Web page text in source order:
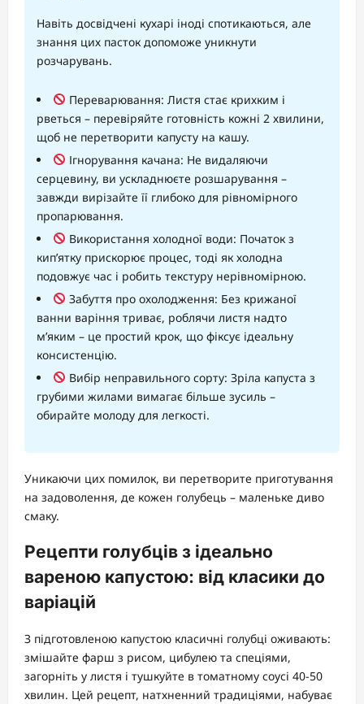
Навіть досвідчені кухарі іноді спотикаються, але
знання цих пасток допоможе уникнути
розчарувань.
Переварювання: Листя стає крихким і
рветься – перевіряйте готовність кожні 2 хвилини,
щоб не перетворити капусту на кашу.
Ігнорування качана: Не видаляючи
серцевину, ви ускладнюєте розшарування –
завжди вирізайте її глибоко для рівномірного
пропарювання.
Використання холодної води: Початок з
кип’ятку прискорює процес, тоді як холодна
подовжує час і робить текстуру нерівномірною.
Забуття про охолодження: Без крижаної
ванни варіння триває, роблячи листя надто
м’яким – це простий крок, що фіксує ідеальну
консистенцію.
Вибір неправильного сорту: Зріла капуста з
грубими жилами вимагає більше зусиль –
обирайте молоду для легкості.
Уникаючи цих помилок, ви перетворите приготування
на задоволення, де кожен голубець – маленьке диво
смаку.
Рецепти голубців з ідеально
вареною капустою: від класики до
варіацій
З підготовленою капустою класичні голубці оживають:
змішайте фарш з рисом, цибулею та спеціями,
загорніть у листя і тушкуйте в томатному соусі 40-50
хвилин. Цей рецепт, натхненний традиціями, набуває